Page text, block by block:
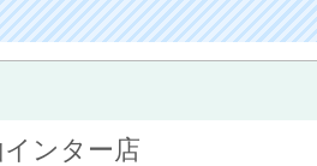
ンター店